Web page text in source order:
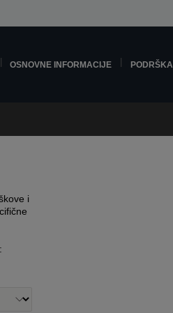
OSNOVNE INFORMACIJE PODRŠKA
i